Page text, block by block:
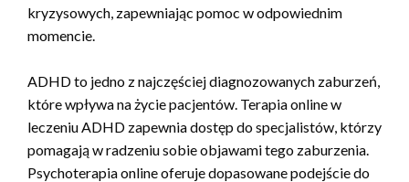
kryzysowych, zapewniając pomoc w odpowiednim
momencie.
ADHD to jedno z najczęściej diagnozowanych zaburzeń,
które wpływa na życie pacjentów. Terapia online w
leczeniu ADHD zapewnia dostęp do specjalistów, którzy
pomagają w radzeniu sobie objawami tego zaburzenia.
Psychoterapia online oferuje dopasowane podejście do